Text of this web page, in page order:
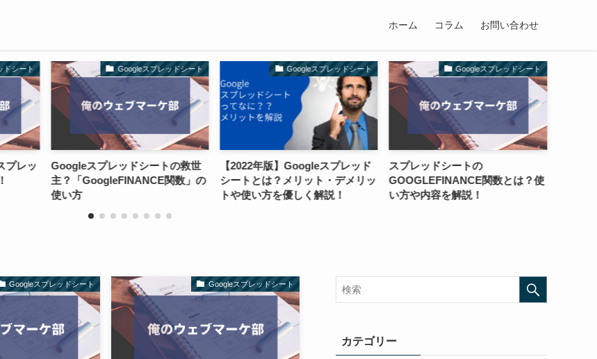
ホーム コラム お問い合わせ
Googleスプレッドシート
Googleスプレッドシートの救世
主？「GoogleFINANCE関数」の
Googleスプレッドシート
【2022年版】Googleスプレッド
シートとは？メリット・デメリッ
トや使い方を優しく解説！
Googleスプレッドシート
スプレッドシートの
GOOGLEFINANCE関数とは？使
い方や内容を解説！
スプレッドシート
Googleスプレッドシート Googleスプレッドシート
カテゴリー